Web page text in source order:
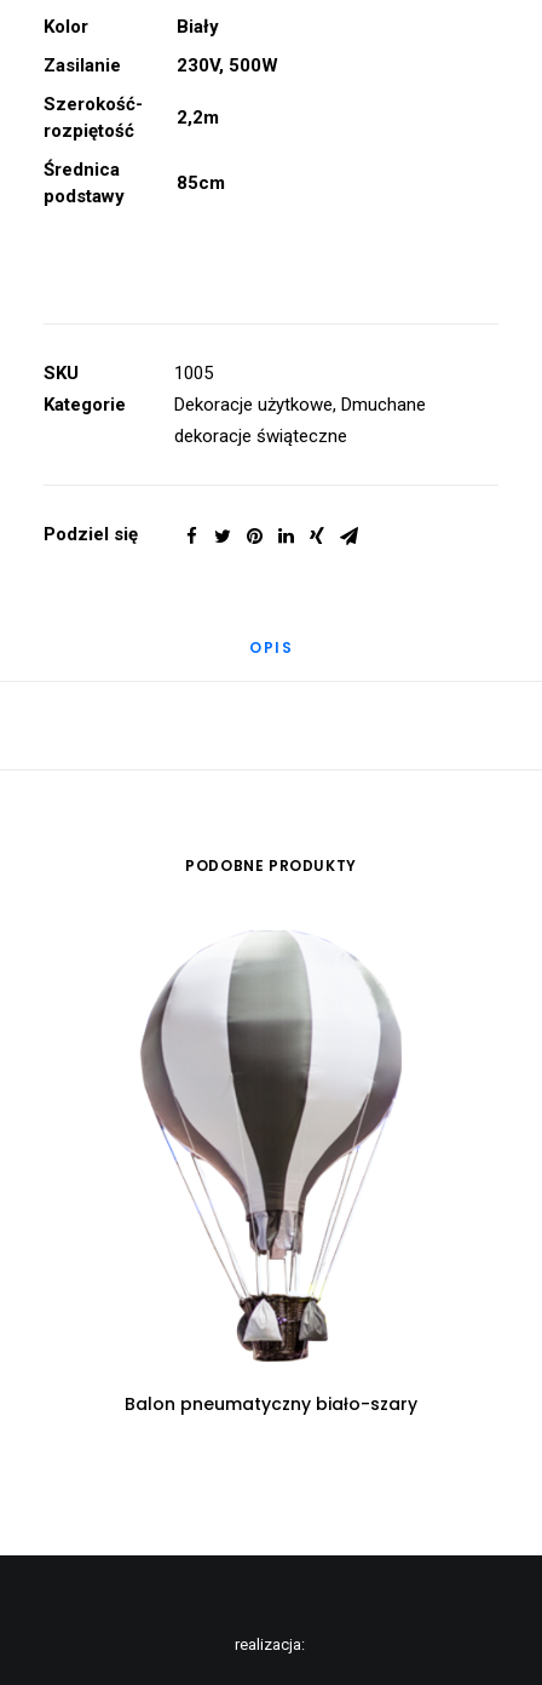
Kolor
Biały
Zasilanie
230V, 500W
Szerokość-
rozpiętość
2,2m
Średnica
podstawy
85cm
SKU
1005
Kategorie
Dekoracje użytkowe, Dmuchane
dekoracje świąteczne
Podziel się
OPIS
PODOBNE PRODUKTY
CZYTAJ DALEJ
Balon pneumatyczny biało-szary
realizacja: